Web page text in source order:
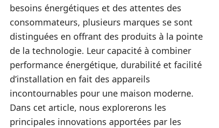
besoins énergétiques et des attentes des
consommateurs, plusieurs marques se sont
distinguées en offrant des produits à la pointe
de la technologie. Leur capacité à combiner
performance énergétique, durabilité et facilité
d’installation en fait des appareils
incontournables pour une maison moderne.
Dans cet article, nous explorerons les
principales innovations apportées par les